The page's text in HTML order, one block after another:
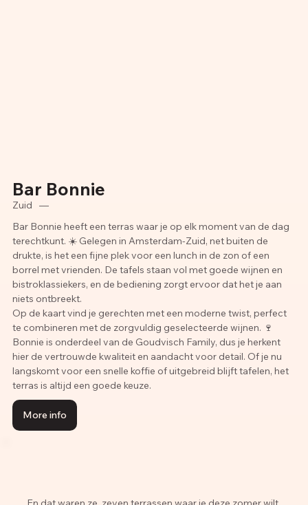
Bar Bonnie
Zuid
—
Bar Bonnie heeft een terras waar je op elk moment van de dag
terechtkunt. ☀️ Gelegen in Amsterdam-Zuid, net buiten de
drukte, is het een fijne plek voor een lunch in de zon of een
borrel met vrienden. De tafels staan vol met goede wijnen en
bistroklassiekers, en de bediening zorgt ervoor dat het je aan
niets ontbreekt.
Op de kaart vind je gerechten met een moderne twist, perfect
te combineren met de zorgvuldig geselecteerde wijnen. 🍷
Bonnie is onderdeel van de Goudvisch Family, dus je herkent
hier de vertrouwde kwaliteit en aandacht voor detail. Of je nu
langskomt voor een snelle koffie of uitgebreid blijft tafelen, het
terras is altijd een goede keuze.
More info